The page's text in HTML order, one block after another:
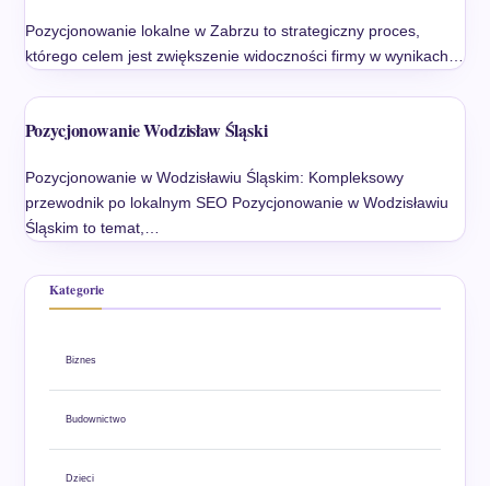
Pozycjonowanie lokalne w Zabrzu to strategiczny proces,
którego celem jest zwiększenie widoczności firmy w wynikach…
Pozycjonowanie Wodzisław Śląski
Pozycjonowanie w Wodzisławiu Śląskim: Kompleksowy
przewodnik po lokalnym SEO Pozycjonowanie w Wodzisławiu
Śląskim to temat,…
Kategorie
Biznes
Budownictwo
Dzieci